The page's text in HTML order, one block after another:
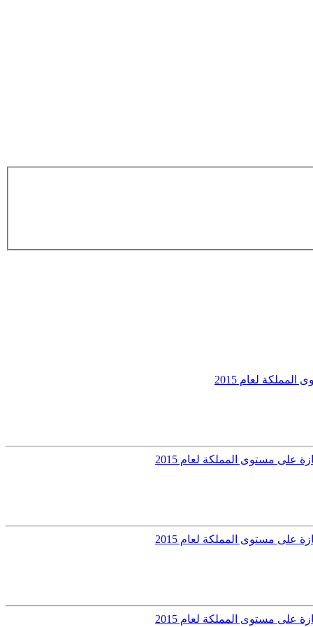
لعام 2015
على مستوى المملكة لعام 2015
على مستوى المملكة لعام 2015
على مستوى المملكة لعام 2015